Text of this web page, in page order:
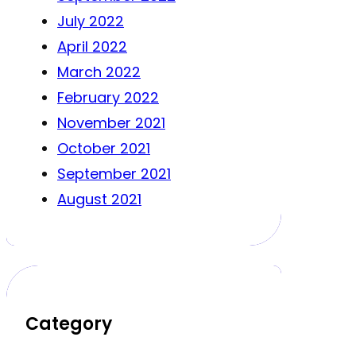
July 2022
April 2022
March 2022
February 2022
November 2021
October 2021
September 2021
August 2021
Category